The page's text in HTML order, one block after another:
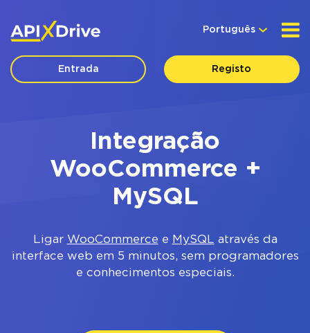
Português
Entrada Registo
Integração
WooCommerce +
MySQL
Ligar WooCommerce e MySQL através da
interface web em 5 minutos, sem programadores
e conhecimentos especiais.